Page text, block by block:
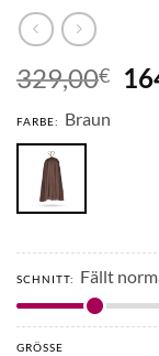
329,00€
FARBE: Braun
SCHNITT: Fällt
GRÖSSE